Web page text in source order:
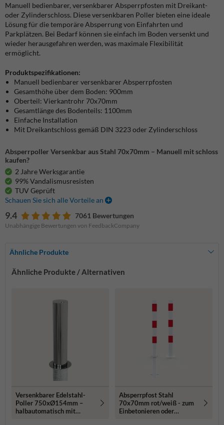
Manuell bedienbarer, versenkbarer Absperrpfosten mit Dreikant-
oder Zylinderschloss. Diese versenkbaren Poller bieten eine ideale
Lösung für die temporäre Absperrung von Einfahrten und
Parkplätzen. Bei Bedarf können sie einfach im Boden versenkt und
wieder herausgefahren werden, was maximale Flexibilität
ermöglicht.
Produktspezifikationen:
Manuell bedienbarer versenkbarer Absperrpfosten
Gesamthöhe über dem Boden: 900mm
Oberteil: Vierkantrohr 70x70mm
Gesamtlänge des Bodenteils: 1100mm
Einfache Installation
Mit Dreikantschloss gemäß DIN 3223 oder Zylinderschloss
Absperrpoller Versenkbar aus Stahl 70x70mm – Manuell mit schloss
kaufen?
2 Jahre Werksgarantie
99% Vandalismusresisten
TUV Geprüft
Schauen Sie sich alle Vorteile an
9.4 7061 Bewertungen
Unabhängige Bewertungen von FeedbackCompany
Ähnliche Produkte
Ähnliche Produkte / Alternativen
Versenkbarer Edelstahl-
Poller 750xØ154mm –
halbautomatisch mit
Absperrpfost Stahl
70x70mm rot/weiß - zum
Einbetonieren oder